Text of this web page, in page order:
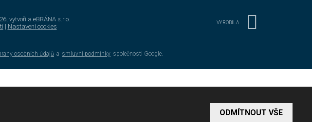
vytvořila eBRÁNA s.r.o.
| Nastavení cookies
VYROBILA
osobních údajů a smluvní podmínky společnosti Google.
ODMÍTNOUT VŠE